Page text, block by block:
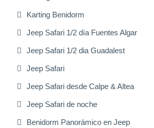
Karting Benidorm
Jeep Safari 1/2 día Fuentes Algar
Jeep Safari 1/2 dia Guadalest
Jeep Safari
Jeep Safari desde Calpe & Altea
Jeep Safari de noche
Benidorm Panorámico en Jeep